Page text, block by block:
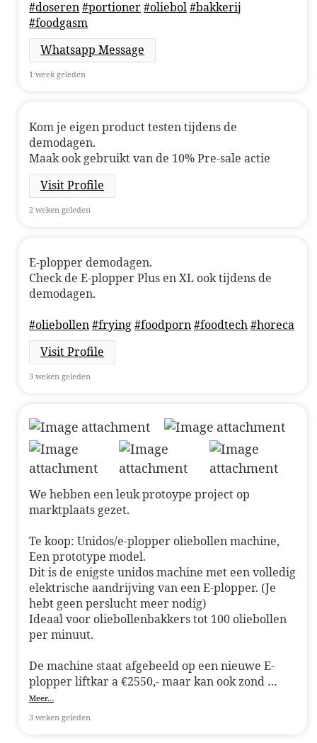
#doseren #portioner #oliebol #bakkerij
#foodgasm
Whatsapp Message
1 week geleden
Kom je eigen product testen tijdens de
demodagen.
Maak ook gebruikt van de 10% Pre-sale actie
Visit Profile
2 weken geleden
E-plopper demodagen.
Check de E-plopper Plus en XL ook tijdens de
demodagen.
#oliebollen #frying #foodporn #foodtech #horeca
Visit Profile
3 weken geleden
We hebben een leuk protoype project op
marktplaats gezet.
Te koop: Unidos/e-plopper oliebollen machine,
Een prototype model.
Dit is de enigste unidos machine met een volledig
elektrische aandrijving van een E-plopper. (Je
hebt geen perslucht meer nodig)
Ideaal voor oliebollenbakkers tot 100 oliebollen
per minuut.
De machine staat afgebeeld op een nieuwe E-
plopper liftkar a €2550,- maar kan ook zond …
Meer…
3 weken geleden